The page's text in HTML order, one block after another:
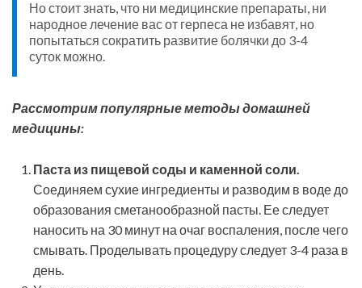
Но стоит знать, что ни медицинские препараты, ни
народное лечение вас от герпеса не избавят, но
попытаться сократить развитие болячки до 3-4
суток можно.
Рассмотрим популярные методы домашней
медицины:
Паста из пищевой соды и каменной соли.
Соединяем сухие ингредиенты и разводим в воде до
образования сметанообразной пасты. Ее следует
наносить на 30 минут на очаг воспаления, после чего
смывать. Проделывать процедуру следует 3-4 раза в
день.